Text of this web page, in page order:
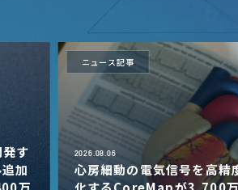
す
加
ニュース記事
2026.08.06
心房細動の電気信号を高精